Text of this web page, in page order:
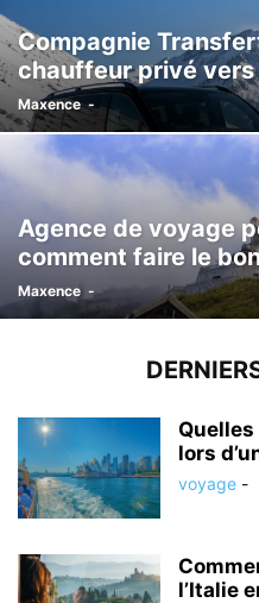
Compagnie
chauffeur privé
Maxence -
Agence de voyage
comment faire le
Maxence -
lors
voyage -
l’Italie